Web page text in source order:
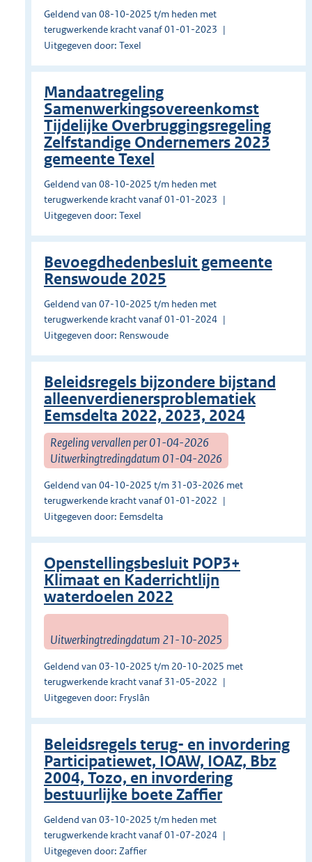
Geldend van 08-10-2025 t/m heden met
terugwerkende kracht vanaf 01-01-2023
Uitgegeven door: Texel
Mandaatregeling
Samenwerkingsovereenkomst
Tijdelijke Overbruggingsregeling
Zelfstandige Ondernemers 2023
gemeente Texel
Geldend van 08-10-2025 t/m heden met
terugwerkende kracht vanaf 01-01-2023
Uitgegeven door: Texel
Bevoegdhedenbesluit gemeente
Renswoude 2025
Geldend van 07-10-2025 t/m heden met
terugwerkende kracht vanaf 01-01-2024
Uitgegeven door: Renswoude
Beleidsregels bijzondere bijstand
alleenverdienersproblematiek
Eemsdelta 2022, 2023, 2024
Regeling vervallen per 01-04-2026
Uitwerkingtredingdatum 01-04-2026
Geldend van 04-10-2025 t/m 31-03-2026 met
terugwerkende kracht vanaf 01-01-2022
Uitgegeven door: Eemsdelta
Openstellingsbesluit POP3+
Klimaat en Kaderrichtlijn
waterdoelen 2022
Uitwerkingtredingdatum 21-10-2025
Geldend van 03-10-2025 t/m 20-10-2025 met
terugwerkende kracht vanaf 31-05-2022
Uitgegeven door: Fryslân
Beleidsregels terug- en invordering
Participatiewet, IOAW, IOAZ, Bbz
2004, Tozo, en invordering
bestuurlijke boete Zaffier
Geldend van 03-10-2025 t/m heden met
terugwerkende kracht vanaf 01-07-2024
Uitgegeven door: Zaffier